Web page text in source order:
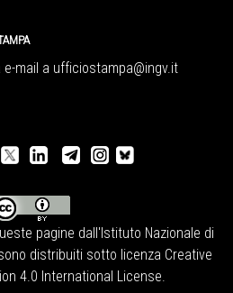
mail a ufficiostampa@ingv.it
pagine dall'Istituto Nazionale di
distribuiti sotto licenza Creative
4.0 International License